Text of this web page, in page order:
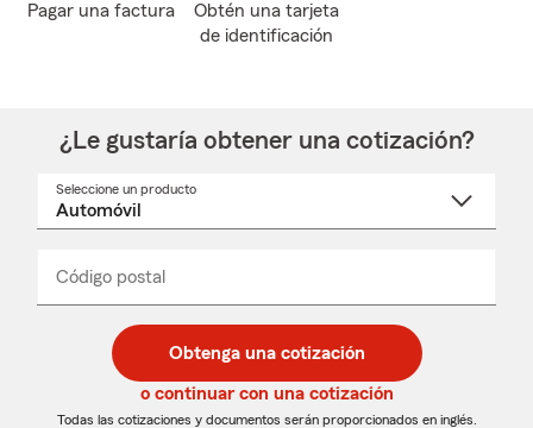
Pagar una factura
Obtén una tarjeta
de identificación
¿Le gustaría obtener una cotización?
Seleccione un producto
desplegable
Código postal
de
5
dígitos
de
5
dígitos
_____
Obtenga una cotización
o continuar con una cotización
Todas las cotizaciones y documentos serán proporcionados en inglés.